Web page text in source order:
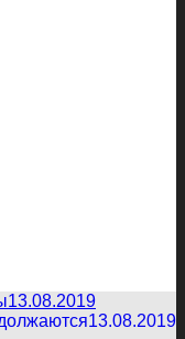
13.08.2019
13.08.2019